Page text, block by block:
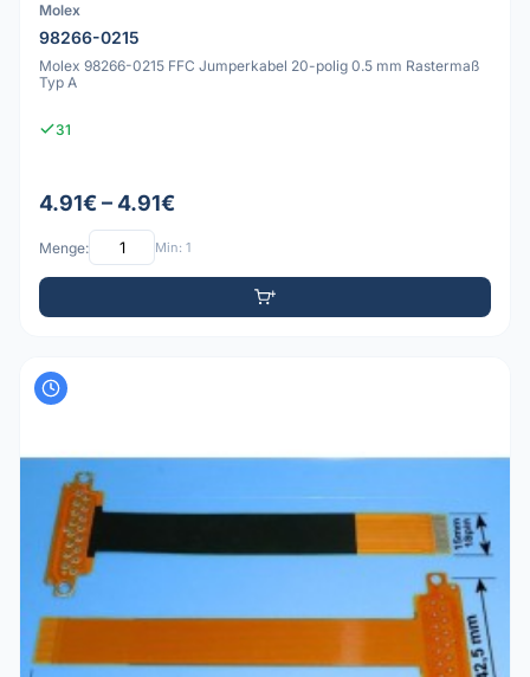
Molex
98266-0215
Molex 98266-0215 FFC Jumperkabel 20-polig 0.5 mm Rastermaß
Typ A
31
4.91€ – 4.91€
Menge: Min: 1